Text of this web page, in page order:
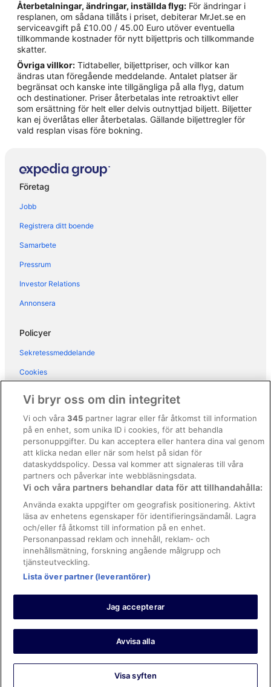
Hotell i Praiano
Hotell i Sant'Agata sui Due Golfi
Hotell i Sorrento
Hotell i Vico Equense
Bostäder i Positano
Husvagnscampingar i Positano
Slott i Positano
B&B i Sorrento
Vandrarhem i Sorrento
Hotell i Sorrentos historiska stadskärna
Återbetalningar, ändringar, inställda flyg: För ändringar i
resplanen, om sådana tillåts i priset, debiterar MrJet.se en
serviceavgift på £10.00 / 45.00 Euro utöver eventuella
tillkommande kostnader för nytt biljettpris och tillkommande
skatter.
Övriga villkor: Tidtabeller, biljettpriser, och villkor kan
ändras utan föregående meddelande. Antalet platser är
begränsat och kanske inte tillgängliga på alla flyg, datum
och destinationer. Priser återbetalas inte retroaktivt eller
som ersättning för helt eller delvis outnyttjad biljett. Biljetter
kan ej överlåtas eller återbetalas. Gällande biljettregler för
vald resplan visas före bokning.
Företag
Jobb
Registrera ditt boende
Samarbete
Pressrum
Investor Relations
Annonsera
Policyer
Sekretessmeddelande
Cookies
Regler och villkor för Vrbo
Tillgänglighetsanpassning
Juridisk information/Kontakta oss
Riktlinjer för innehåll och anmäla innehåll
Hjälp
Kontakta oss
Avboka eller ändra din bokning
Boka ett flyg med flygbolagskredit
Återbetalningsprocess och tidslinjer
© 2026 Expedia, Inc., ett företag inom Expedia Group.
https://www.expediagroup.com/ Med ensamrätt. MrJet är ett
varumärke eller registrerat varumärke som tillhör Expedia, Inc.
Vi bryr oss om din integritet
Vi och våra345 partner lagrar eller får åtkomst till information
på en enhet, som unika ID i cookies, för att behandla
personuppgifter. Du kan acceptera eller hantera dina val genom
att klicka nedan eller när som helst på sidan för
dataskyddspolicy. Dessa val kommer att signaleras till våra
partners och påverkar inte webbläsningsdata.
Vi och våra partners behandlar data för att tillhandahålla:
Använda exakta uppgifter om geografisk positionering. Aktivt
läsa av enhetens egenskaper för identifieringsändamål. Lagra
och/eller få åtkomst till information på en enhet.
Personanpassad reklam och innehåll, reklam- och
innehållsmätning, forskning angående målgrupp och
tjänsteutveckling.
Lista över partner (leverantörer)
Jag accepterar
Avvisa alla
Visa syften